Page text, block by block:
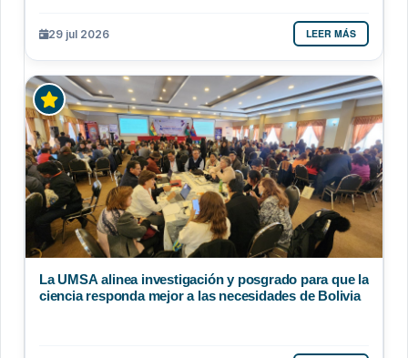
29 jul 2026 LEER MÁS
La UMSA alinea investigación y posgrado para que la
ciencia responda mejor a las necesidades de Bolivia